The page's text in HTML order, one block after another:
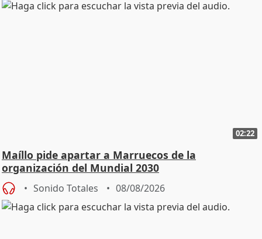
02:22
Maíllo pide apartar a Marruecos de la
organización del Mundial 2030
Sonido Totales 08/08/2026